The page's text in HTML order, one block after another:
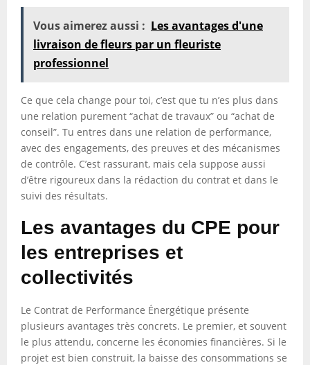
Vous aimerez aussi : Les avantages d'une
livraison de fleurs par un fleuriste
professionnel
Ce que cela change pour toi, c’est que tu n’es plus dans
une relation purement “achat de travaux” ou “achat de
conseil”. Tu entres dans une relation de performance,
avec des engagements, des preuves et des mécanismes
de contrôle. C’est rassurant, mais cela suppose aussi
d’être rigoureux dans la rédaction du contrat et dans le
suivi des résultats.
Les avantages du CPE pour
les entreprises et
collectivités
Le Contrat de Performance Énergétique présente
plusieurs avantages très concrets. Le premier, et souvent
le plus attendu, concerne les économies financières. Si le
projet est bien construit, la baisse des consommations se